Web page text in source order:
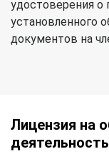
удостоверения
установленного
документов на
Лицензия на
деятельность